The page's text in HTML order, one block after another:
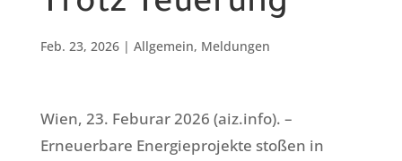
Feb. 23, 2026| Allgemein, Meldungen
Wien, 23. Feburar 2026 (aiz.info). –
Erneuerbare Energieprojekte stoßen in